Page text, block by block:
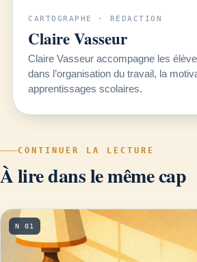
CARTOGRAPHE · RÉDACTION
Claire Vasseur
Claire Vasseur accompagne les
dans l’organisation du travail, la
apprentissages scolaires.
CONTINUER LA LECTURE
À lire dans le même cap
N 01